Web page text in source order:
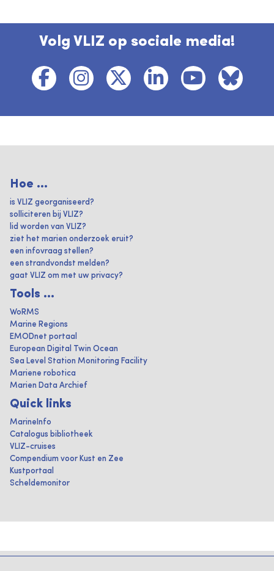
Volg VLIZ op sociale media!
Hoe ...
is VLIZ georganiseerd?
solliciteren bij VLIZ?
lid worden van VLIZ?
ziet het marien onderzoek eruit?
een infovraag stellen?
een strandvondst melden?
gaat VLIZ om met uw privacy?
Tools ...
WoRMS
Marine Regions
EMODnet portaal
European Digital Twin Ocean
Sea Level Station Monitoring Facility
Mariene robotica
Marien Data Archief
Quick links
MarineInfo
Catalogus bibliotheek
VLIZ-cruises
Compendium voor Kust en Zee
Kustportaal
Scheldemonitor